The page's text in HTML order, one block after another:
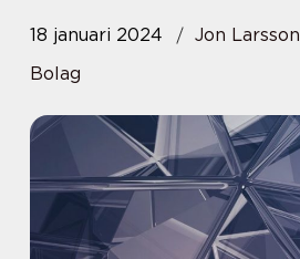
18 januari 2024
Jon Larsson
Bolag